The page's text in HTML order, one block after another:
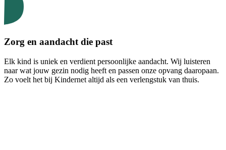
Zorg en aandacht die past
Elk kind is uniek en verdient persoonlijke aandacht. Wij luisteren
naar wat jouw gezin nodig heeft en passen onze opvang daaropaan.
Zo voelt het bij Kindernet altijd als een verlengstuk van thuis.